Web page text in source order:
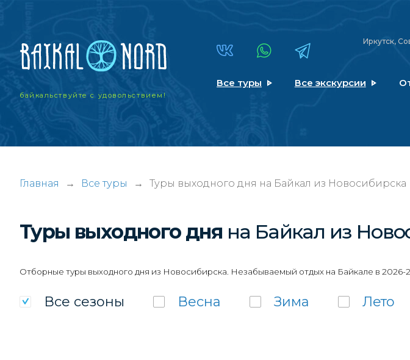
байкальствуйтес удовольствием!
Иркутск,
Все туры Все экскурсии
Главная → Все туры → Туры выходного дня на Байкал из Новосибирска
Туры выходного дня на Байкал из
Отборные туры выходного дня из Новосибирска. Незабываемый отдых на Байкале в
Все сезоны Весна Зима Лето